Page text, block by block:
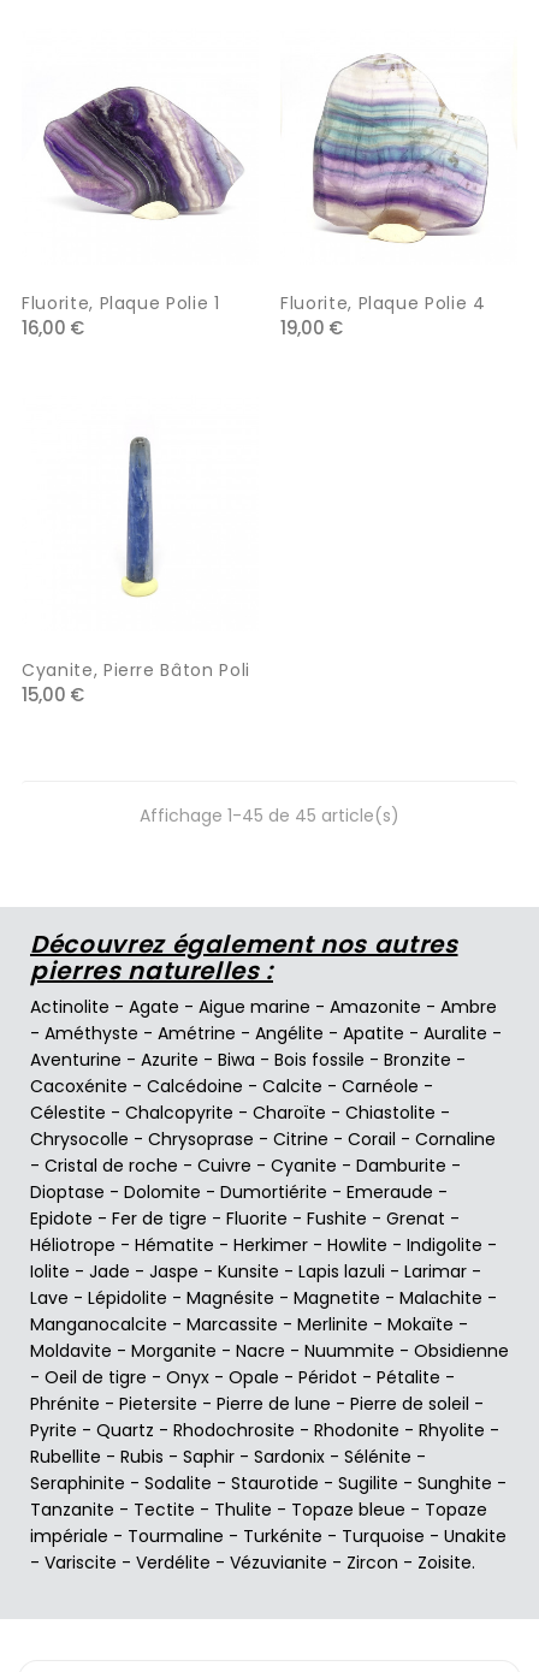
Fluorite, Plaque Polie 1
16,00 €
Fluorite, Plaque Polie 4
19,00 €
Cyanite, Pierre Bâton Poli
15,00 €
Affichage 1-45 de 45 article(s)
Découvrez également nos autres
pierres naturelles :
Actinolite - Agate - Aigue marine - Amazonite - Ambre
- Améthyste - Amétrine - Angélite - Apatite - Auralite -
Aventurine - Azurite - Biwa - Bois fossile - Bronzite -
Cacoxénite - Calcédoine - Calcite - Carnéole -
Célestite - Chalcopyrite - Charoïte - Chiastolite -
Chrysocolle - Chrysoprase - Citrine - Corail - Cornaline
- Cristal de roche - Cuivre - Cyanite - Damburite -
Dioptase - Dolomite - Dumortiérite - Emeraude -
Epidote - Fer de tigre - Fluorite - Fushite - Grenat -
Héliotrope - Hématite - Herkimer - Howlite - Indigolite -
Iolite - Jade - Jaspe - Kunsite - Lapis lazuli - Larimar -
Lave - Lépidolite - Magnésite - Magnetite - Malachite -
Manganocalcite - Marcassite - Merlinite - Mokaïte -
Moldavite - Morganite - Nacre - Nuummite - Obsidienne
- Oeil de tigre - Onyx - Opale - Péridot - Pétalite -
Phrénite - Pietersite - Pierre de lune - Pierre de soleil -
Pyrite - Quartz - Rhodochrosite - Rhodonite - Rhyolite -
Rubellite - Rubis - Saphir - Sardonix - Sélénite -
Seraphinite - Sodalite - Staurotide - Sugilite - Sunghite -
Tanzanite - Tectite - Thulite - Topaze bleue - Topaze
impériale - Tourmaline - Turkénite - Turquoise - Unakite
- Variscite - Verdélite - Vézuvianite - Zircon - Zoisite.